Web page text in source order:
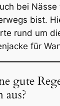
bei Nässe
bist.
rund um
für
gute